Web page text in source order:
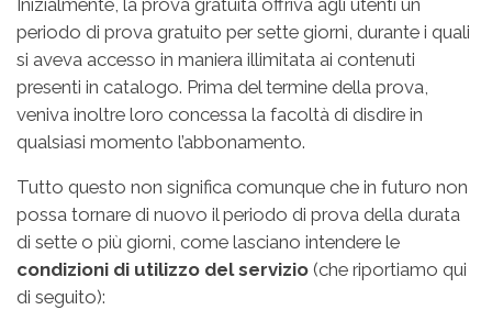
Inizialmente, la prova gratuita offriva agli utenti un
periodo di prova gratuito per sette giorni, durante i quali
si aveva accesso in maniera illimitata ai contenuti
presenti in catalogo. Prima del termine della prova,
veniva inoltre loro concessa la facoltà di disdire in
qualsiasi momento l’abbonamento.
Tutto questo non significa comunque che in futuro non
possa tornare di nuovo il periodo di prova della durata
di sette o più giorni, come lasciano intendere le
condizioni di utilizzo del servizio (che riportiamo qui
di seguito):